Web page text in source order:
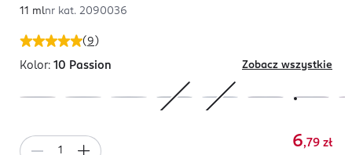
(9 )
11 mlnr kat. 2090036
Kolor: 10 Passion Zobacz wszystkie
6,79 zł